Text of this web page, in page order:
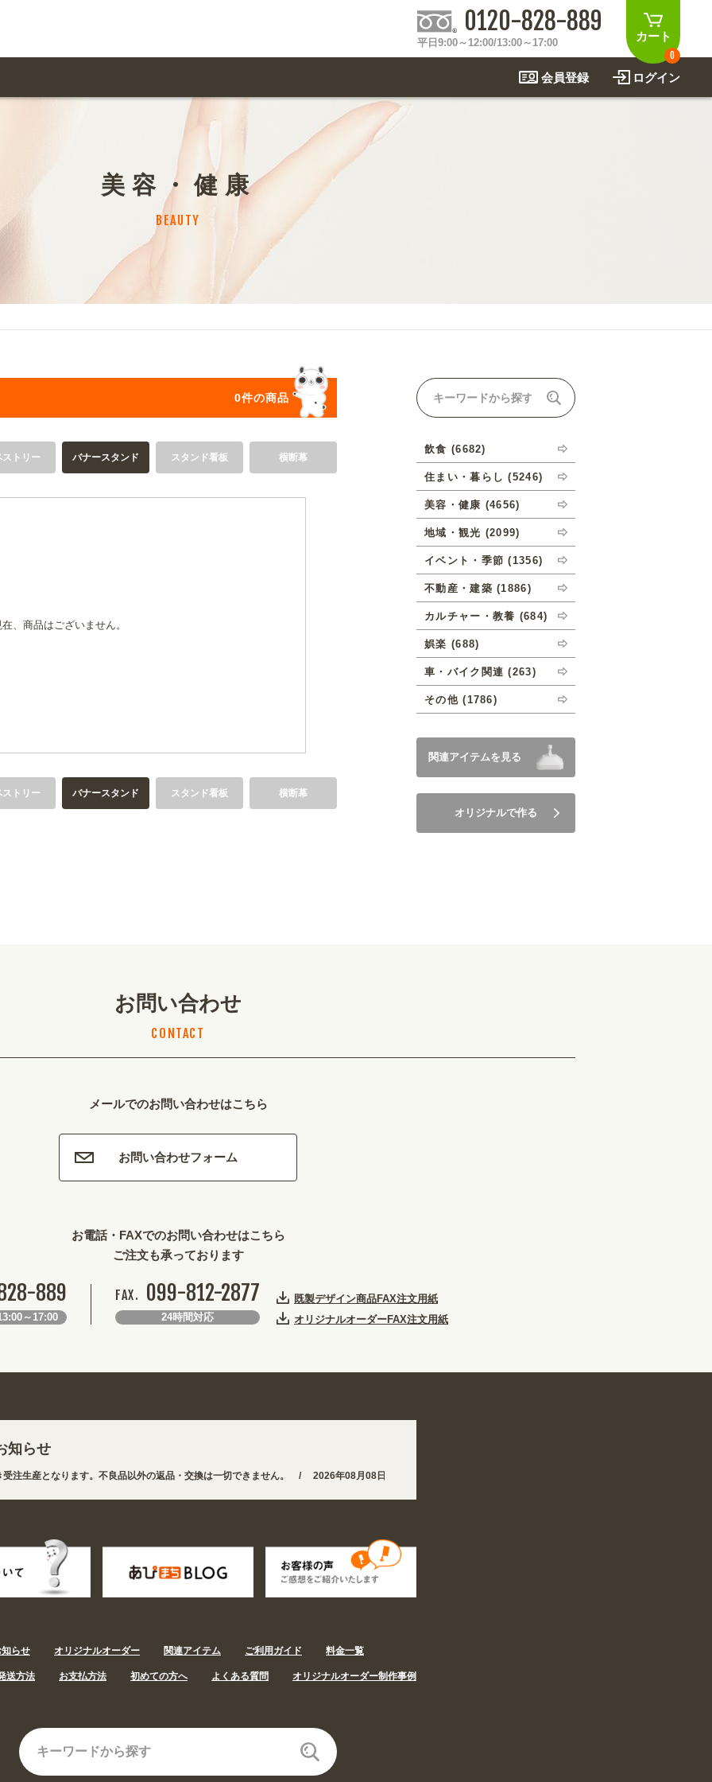
カート
0
0120-828-889
平日9:00～12:00/13:00～17:00
ログイン
会員登録
住まい・暮らし
・健康 地域・観光
不動産・建築
ー・教養 娯楽
オリジナルオーダーについて
い商品一覧
料金一覧
お届け納期と配送方法
お支払方法
ついて
オリジナルオーダー制作事例
美容・健康
BEAUTY
0件の商品
ストリー バナースタンド スタンド看板 横断幕
在、商品はございません。
ストリー バナースタンド スタンド看板 横断幕
飲食 (6682)
住まい・暮らし (5246)
美容・健康 (4656)
地域・観光 (2099)
イベント・季節 (1356)
不動産・建築 (1886)
カルチャー・教養 (684)
娯楽 (688)
車・バイク関連 (263)
その他 (1786)
関連アイテムを見る
オリジナルで作る
お問い合わせ
CONTACT
メールでのお問い合わせはこちら
お問い合わせフォーム
お電話・FAXでのお問い合わせはこちら
ご注文も承っております
889
～17:00
FAX. 099-812-2877
24時間対応
既製デザイン商品FAX注文用紙
オリジナルオーダーFAX注文用紙
知らせ
産となります。不良品以外の返品・交換は一切できません。 /
2026年08月08日 熊本地方を震源とする地震の影響で、各地において道路状況の悪化や交通規
知らせ オリジナルオーダー 関連アイテム ご利用ガイド 料金一覧
送方法 お支払方法 初めての方へ よくある質問 オリジナルオーダー制作事例